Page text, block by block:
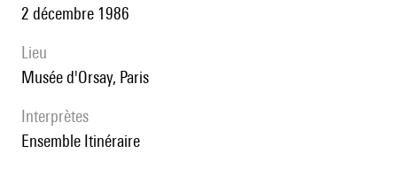
2 décembre 1986
lieu
musée d'Orsay, Paris
interprètes
Ensemble Itinéraire